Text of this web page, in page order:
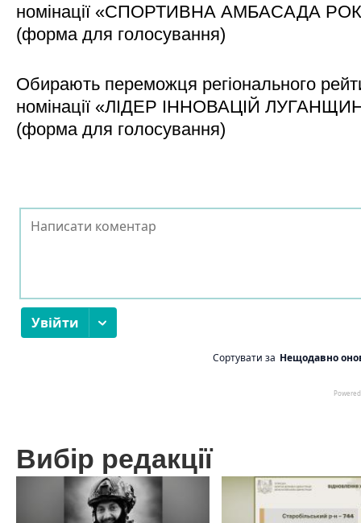
номінації «СПОРТИВНА АМБАСАДА
(форма для голосування)
Обирають переможця регіонального
номінації «ЛІДЕР ІННОВАЦІЙ
(форма для голосування)
Вибір редакції